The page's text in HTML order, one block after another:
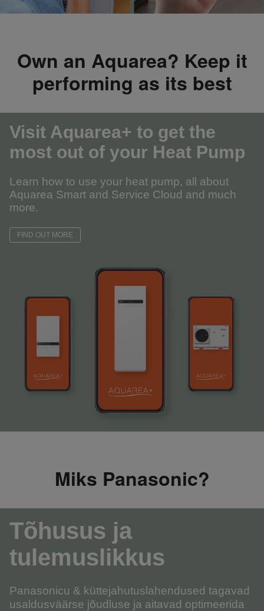
Own an Aquarea? Keep it
performing as its best
Visit Aquarea+ to get the
most out of your Heat Pump
Learn how to use your heat pump, all about
Aquarea Smart and Service Cloud and much
more.
FIND OUT MORE
Miks Panasonic?
Tõhusus ja
tulemuslikkus
Panasonicu & küttejahutuslahendused tagavad
usaldusväärse jõudluse ja aitavad optimeerida